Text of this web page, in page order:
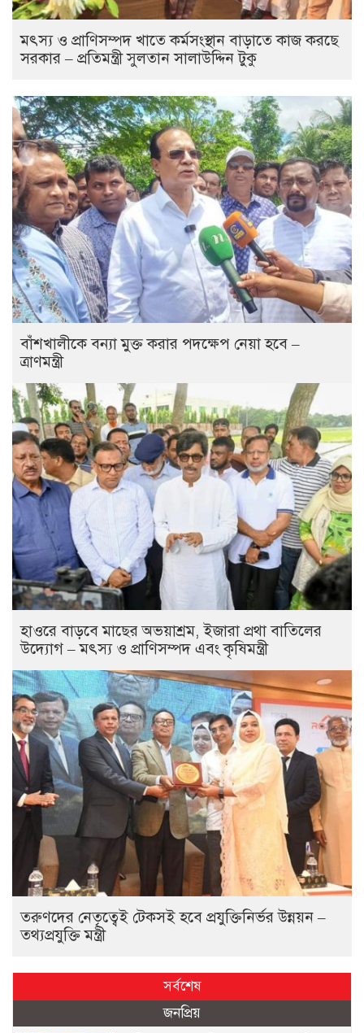
মৎস্য ও প্রাণিসম্পদ খাতে কর্মসংস্থান বাড়াতে কাজ করছে
সরকার – প্রতিমন্ত্রী সুলতান সালাউদ্দিন টুকু
বাঁশখালীকে বন্যা মুক্ত করার পদক্ষেপ নেয়া হবে –
ত্রাণমন্ত্রী
হাওরে বাড়বে মাছের অভয়াশ্রম, ইজারা প্রথা বাতিলের
উদ্যোগ – মৎস্য ও প্রাণিসম্পদ এবং কৃষিমন্ত্রী
তরুণদের নেতৃত্বেই টেকসই হবে প্রযুক্তিনির্ভর উন্নয়ন –
তথ্যপ্রযুক্তি মন্ত্রী
সর্বশেষ
জনপ্রিয়